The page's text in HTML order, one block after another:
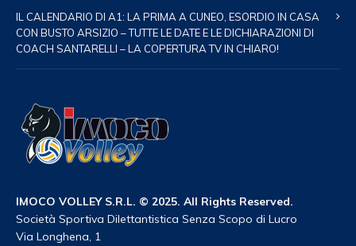
IL CALENDARIO DI A1: LA PRIMA A CUNEO, ESORDIO IN CASA
CON BUSTO ARSIZIO – TUTTE LE DATE E LE DICHIARAZIONI DI
COACH SANTARELLI – LA COPERTURA TV IN CHIARO!
IMOCO VOLLEY S.R.L. © 2025. All Rights Reserved.
Società Sportiva Dilettantistica Senza Scopo di Lucro
Via Longhena, 1